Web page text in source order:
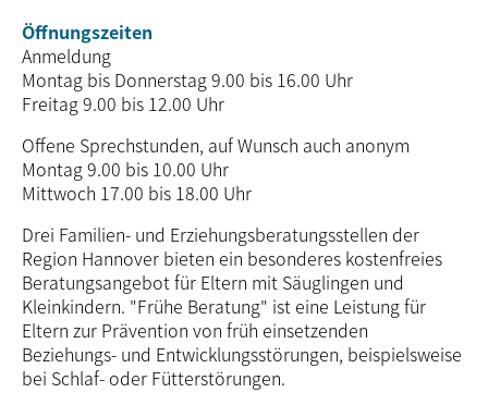
Öffnungszeiten
Anmeldung
Montag bis Donnerstag 9.00 bis 16.00 Uhr
Freitag 9.00 bis 12.00 Uhr
Offene Sprechstunden, auf Wunsch auch anonym
Montag 9.00 bis 10.00 Uhr
Mittwoch 17.00 bis 18.00 Uhr
Drei Familien- und Erziehungsberatungs­stellen der
Region Hannover bieten ein besonderes kostenfreies
Beratungsangebot für Eltern mit Säuglingen und
Kleinkindern. "Frühe Beratung" ist eine Leistung für
Eltern zur Prävention von früh einsetzenden
Beziehungs- und Entwick­lungs­störungen, beispiels­weise
bei Schlaf- oder Fütterstörungen.